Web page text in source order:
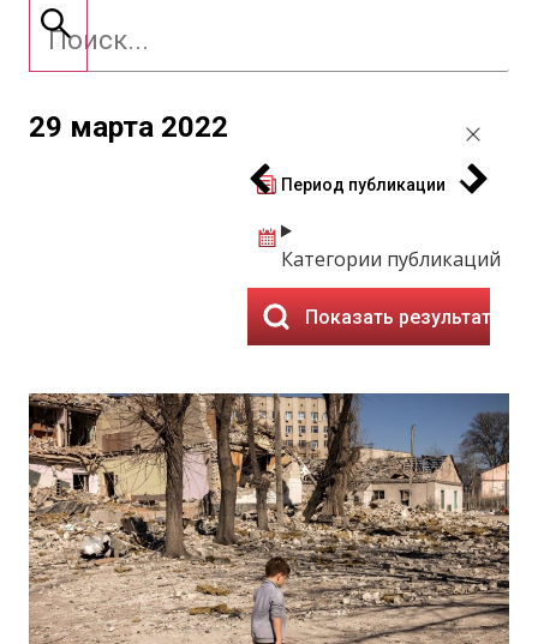
29 марта 2022
Период публикации
Категории публикаций
Показать результаты